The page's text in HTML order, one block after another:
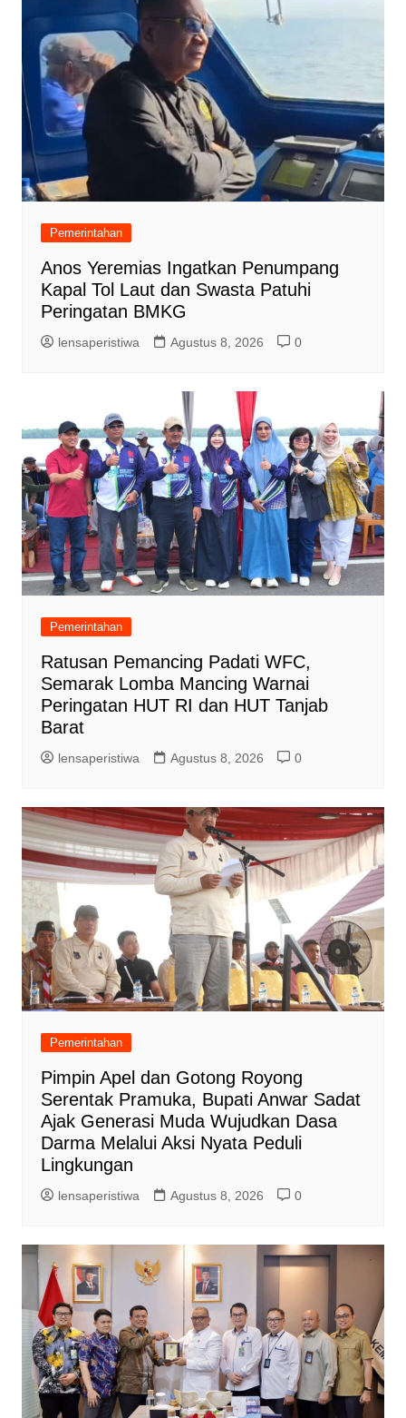
Pemerintahan
Anos Yeremias Ingatkan Penumpang
Kapal Tol Laut dan Swasta Patuhi
Peringatan BMKG
lensaperistiwa Agustus 8, 2026 0
Pemerintahan
Ratusan Pemancing Padati WFC,
Semarak Lomba Mancing Warnai
Peringatan HUT RI dan HUT Tanjab
Barat
lensaperistiwa Agustus 8, 2026 0
Pemerintahan
Pimpin Apel dan Gotong Royong
Serentak Pramuka, Bupati Anwar Sadat
Ajak Generasi Muda Wujudkan Dasa
Darma Melalui Aksi Nyata Peduli
Lingkungan
lensaperistiwa Agustus 8, 2026 0